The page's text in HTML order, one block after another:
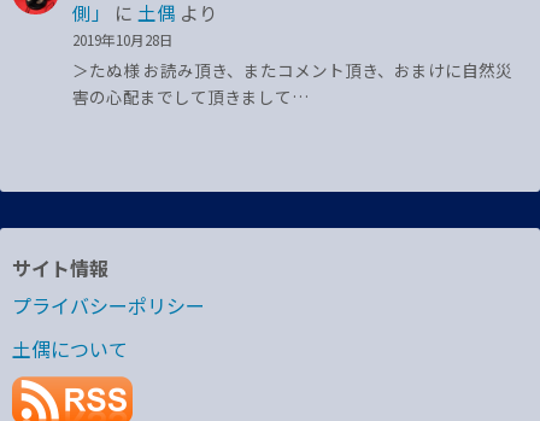
側」
に 土偶 より
2019年10月28日
＞たぬ様 お読み頂き、またコメント頂き、おまけに自然災
害の心配までして頂きまして…
サイト情報
プライバシーポリシー
土偶について